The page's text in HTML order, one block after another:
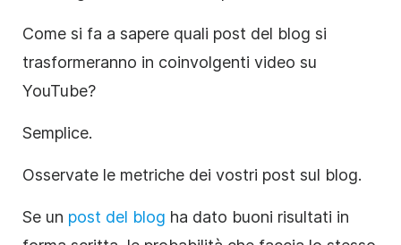
Come si fa a sapere quali post del blog si
trasformeranno in coinvolgenti video su
YouTube?
Semplice.
Osservate le metriche dei vostri post sul blog.
Se un post del blog ha dato buoni risultati in